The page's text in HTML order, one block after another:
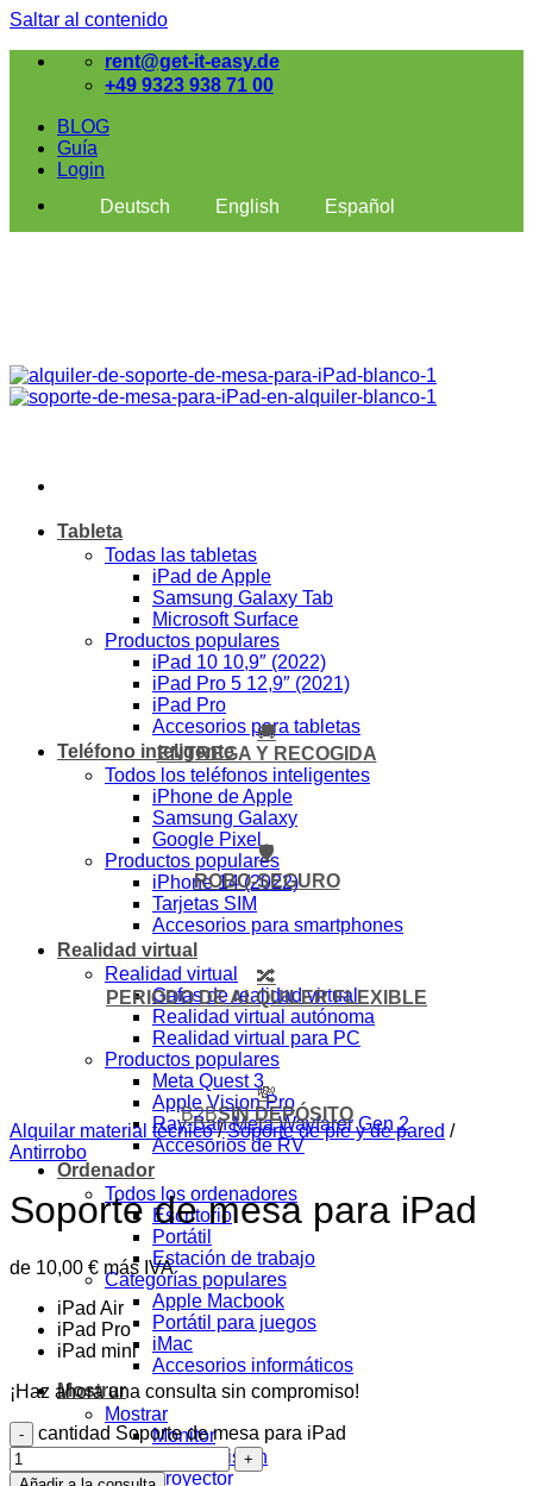
Saltar al contenido
rent@get-it-easy.de
+49 9323 938 71 00
BLOG
Guía
Login
Deutsch
English Español
Tableta
Todas las tabletas
iPad de Apple
Samsung Galaxy Tab
Microsoft Surface
Productos populares
iPad 10 10,9″ (2022)
iPad Pro 5 12,9″ (2021)
iPad Pro
Accesorios para tabletas
Teléfono inteligente
Todos los teléfonos inteligentes
iPhone de Apple
Samsung Galaxy
Google Pixel
Productos populares
iPhone 14 (2022)
Tarjetas SIM
Accesorios para smartphones
Realidad virtual
Realidad virtual
Gafas de realidad virtual
Realidad virtual autónoma
Realidad virtual para PC
Productos populares
Meta Quest 3
Apple Vision Pro
Ray-Ban Meta Wayfarer Gen 2
Accesorios de RV
Ordenador
Todos los ordenadores
Escritorio
Portátil
Estación de trabajo
Categorías populares
Apple Macbook
Portátil para juegos
iMac
Accesorios informáticos
Mostrar
Mostrar
Monitor
TV Televisión
Proyector
🚚
ENTREGA Y RECOGIDA
🛡️
ROBO-SEGURO
🔀
PERIODO DE ALQUILER FLEXIBLE
💸
B2BSIN DEPÓSITO
Alquilar material técnico / Soporte de pie y de pared /
Antirrobo
Soporte de mesa para iPad
de 10,00 € más IVA
iPad Air
iPad Pro
iPad mini
¡Haz ahora una consulta sin compromiso!
cantidad Soporte de mesa para iPad